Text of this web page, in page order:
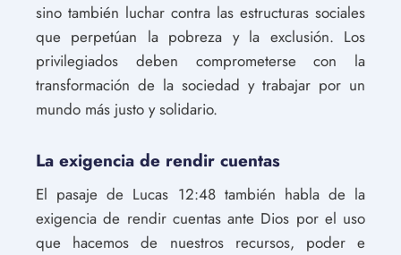
sino también luchar contra las estructuras sociales
que perpetúan la pobreza y la exclusión. Los
privilegiados deben comprometerse con la
transformación de la sociedad y trabajar por un
mundo más justo y solidario.
La exigencia de rendir cuentas
El pasaje de Lucas 12:48 también habla de la
exigencia de rendir cuentas ante Dios por el uso
que hacemos de nuestros recursos, poder e